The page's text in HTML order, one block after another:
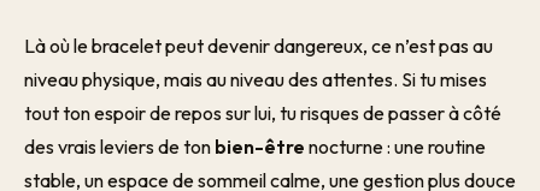
Là où le bracelet peut devenir dangereux, ce n’est pas au
niveau physique, mais au niveau des attentes. Si tu mises
tout ton espoir de repos sur lui, tu risques de passer à côté
des vrais leviers de ton bien-être nocturne : une routine
stable, un espace de sommeil calme, une gestion plus douce